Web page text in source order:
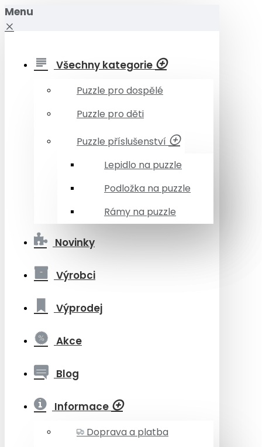
Menu
Všechny kategorie
Puzzle pro dospělé
Puzzle pro děti
Puzzle příslušenství
Lepidlo na puzzle
Podložka na puzzle
Rámy na puzzle
Novinky
Výrobci
Výprodej
Akce
Blog
Informace
Doprava a platba